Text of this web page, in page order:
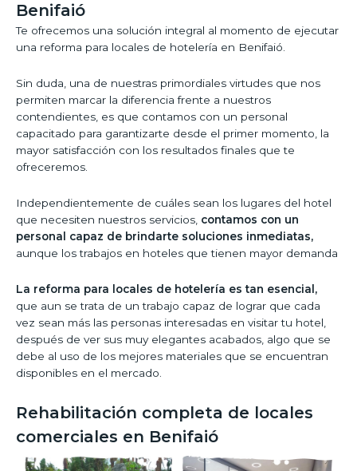
Benifaió
Te ofrecemos una solución integral al momento de ejecutar
una reforma para locales de hotelería en Benifaió.
Sin duda, una de nuestras primordiales virtudes que nos
permiten marcar la diferencia frente a nuestros
contendientes, es que contamos con un personal
capacitado para garantizarte desde el primer momento, la
mayor satisfacción con los resultados finales que te
ofreceremos.
Independientemente de cuáles sean los lugares del hotel
que necesiten nuestros servicios, contamos con un
personal capaz de brindarte soluciones inmediatas,
aunque los trabajos en hoteles que tienen mayor demanda
La reforma para locales de hotelería es tan esencial,
que aun se trata de un trabajo capaz de lograr que cada
vez sean más las personas interesadas en visitar tu hotel,
después de ver sus muy elegantes acabados, algo que se
debe al uso de los mejores materiales que se encuentran
disponibles en el mercado.
Rehabilitación completa de locales
comerciales en Benifaió